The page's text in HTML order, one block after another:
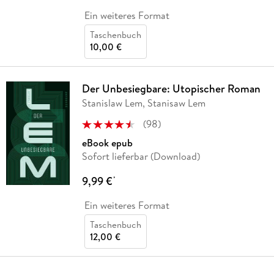
Ein weiteres Format
Taschenbuch
10,00 €
Der Unbesiegbare: Utopischer Roman
Stanislaw Lem, Stanisaw Lem
(98)
eBook epub
Sofort lieferbar (Download)
9,99 €*
Ein weiteres Format
Taschenbuch
12,00 €